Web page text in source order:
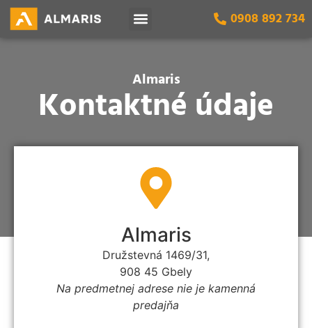
0908 892 734
Almaris
Kontaktné údaje
Almaris
Družstevná 1469/31,
908 45 Gbely
Na predmetnej adrese nie je kamenná
predajňa